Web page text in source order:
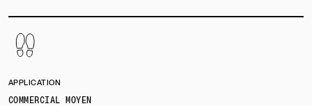
APPLICATION
COMMERCIAL MOYEN